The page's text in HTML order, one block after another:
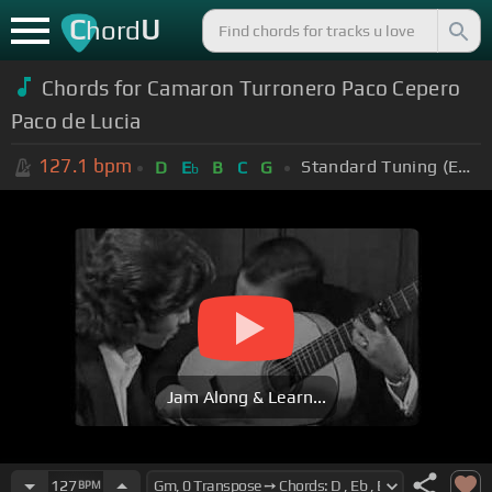
ChordU
Chords for Camaron Turronero Paco Cepero
Paco de Lucia
127.1 bpm D Eb B C G Standard Tuning (EADGBE)
Jam Along & Learn...
127BPM